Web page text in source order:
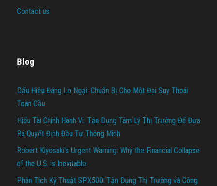
Contact us
Blog
Dấu Hiệu Đáng Lo Ngại: Chuẩn Bị Cho Một Đại Suy Thoái
Toàn Cầu
Hiểu Tài Chính Hành Vi: Tận Dụng Tâm Lý Thị Trường Để Đưa
Ra Quyết Định Đầu Tư Thông Minh
Robert Kiyosaki’s Urgent Warning: Why the Financial Collapse
of the U.S. is Inevitable
Phân Tích Kỹ Thuật SPX500: Tận Dụng Thị Trường và Công